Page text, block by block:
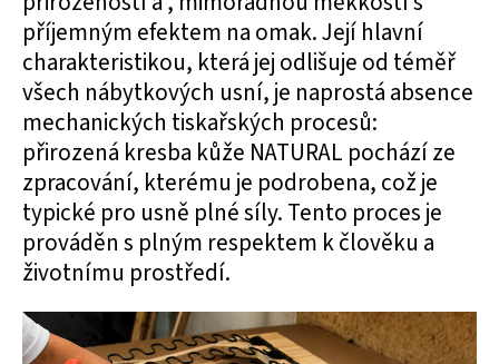
příjemným efektem na omak. Její hlavní
charakteristikou, která jej odlišuje od téměř
všech nábytkových usní, je naprostá absence
mechanických tiskařských procesů:
přirozená kresba kůže NATURAL pochází ze
zpracování, kterému je podrobena, což je
typické pro usně plné síly. Tento proces je
prováděn s plným respektem k člověku a
životnímu prostředí.